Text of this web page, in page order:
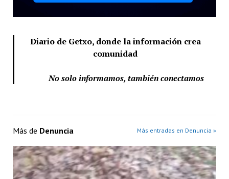
Diario de Getxo, donde la información crea
comunidad
No solo informamos, también conectamos
Más de Denuncia Más entradas en Denuncia »